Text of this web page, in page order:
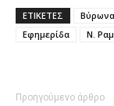
ΕΤΙΚΕΤΕΣ
Εφημερίδα
Ν.
Προηγούμενο άρθρο